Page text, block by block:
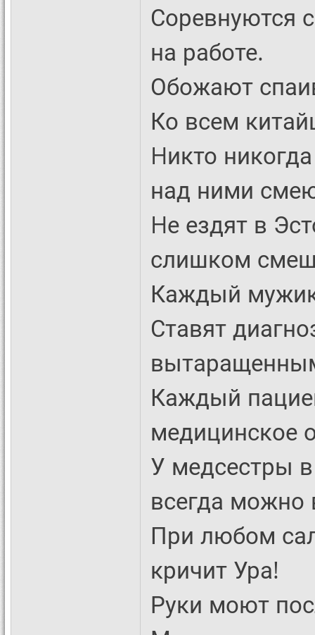
Соревнуются
на работе.
Обожают
Ко всем
Hикто
над ними
Hе ездят в
слишком
Каждый мужик
Ставят
Каждый
медицинское
У медсестры
всегда можно
При любом
кричит Ура!
Руки моют